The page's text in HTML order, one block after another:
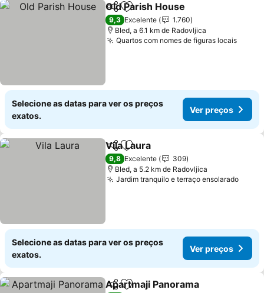
PartilharAdicionar aos favoritos
Old Parish House
9,3 Excelente
1.760
Bled, a 6.1 km de Radovljica
Quartos com nomes de figuras locais
Selecione as datas para ver os preços
exatos.
Ver preços
PartilharAdicionar aos favoritos
Vila Laura
9,8 Excelente
309
Bled, a 5.2 km de Radovljica
Jardim tranquilo e terraço ensolarado
Selecione as datas para ver os preços
exatos.
Ver preços
PartilharAdicionar aos favoritos
Apartmaji Panorama